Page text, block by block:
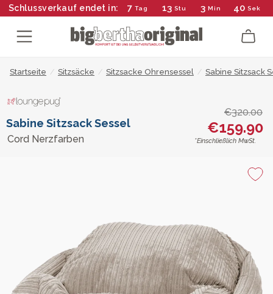
Schlussverkauf endet in: 7 Tag 13 Stu 3 Min 40 Sek
Startseite / Sitzsäcke / Sitzsacke Ohrensessel / Sabine Sitzsack
Sabine Sitzsack Sessel
Cord Nerzfarben
€320.00
€159.90
*Einschließlich MwSt.